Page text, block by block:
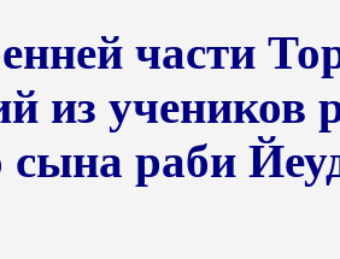
части
из
сына раби